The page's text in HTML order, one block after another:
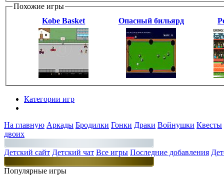
Похожие игры
Kobe Basket
Опасный бильярд
Категории игр
На главную Аркады Бродилки Гонки Драки Войнушки Квесты
двоих
Детский сайт Детский чат Все игры Последние добавления
Популярные игры